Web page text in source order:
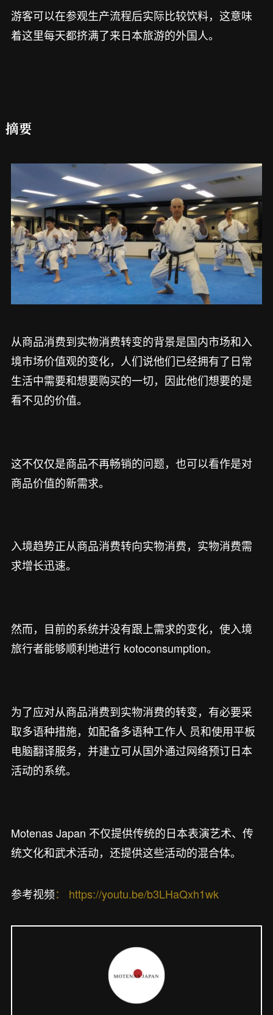
游客可以在参观生产流程后实际比较饮料，这意味
着这里每天都挤满了来日本旅游的外国人。
摘要
从商品消费到实物消费转变的背景是国内市场和入
境市场价值观的变化，人们说他们已经拥有了日常
生活中需要和想要购买的一切，因此他们想要的是
看不见的价值。
这不仅仅是商品不再畅销的问题，也可以看作是对
商品价值的新需求。
入境趋势正从商品消费转向实物消费，实物消费需
求增长迅速。
然而，目前的系统并没有跟上需求的变化，使入境
旅行者能够顺利地进行 kotoconsumption。
为了应对从商品消费到实物消费的转变，有必要采
取多语种措施，如配备多语种工作人 员和使用平板
电脑翻译服务，并建立可从国外通过网络预订日本
活动的系统。
Motenas Japan 不仅提供传统的日本表演艺术、传
统文化和武术活动，还提供这些活动的混合体。
参考视频： https://youtu.be/b3LHaQxh1wk